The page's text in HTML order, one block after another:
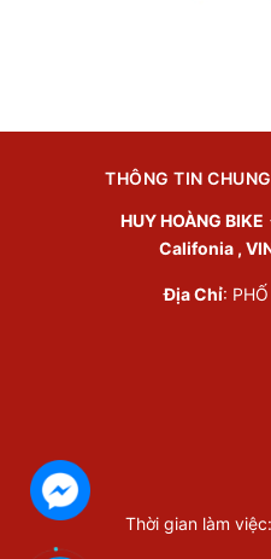
THÔNG TIN CHUNG
HUY HOÀNG BIKE
Califonia ,
Địa Chỉ:
Thời gian làm